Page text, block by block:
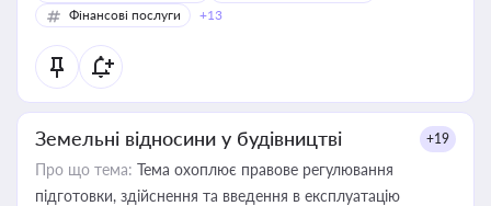
Фінансові послуги
+13
Земельні відносини у будівництві +19
Про що тема: Тема охоплює правове регулювання
підготовки, здійснення та введення в експлуатацію